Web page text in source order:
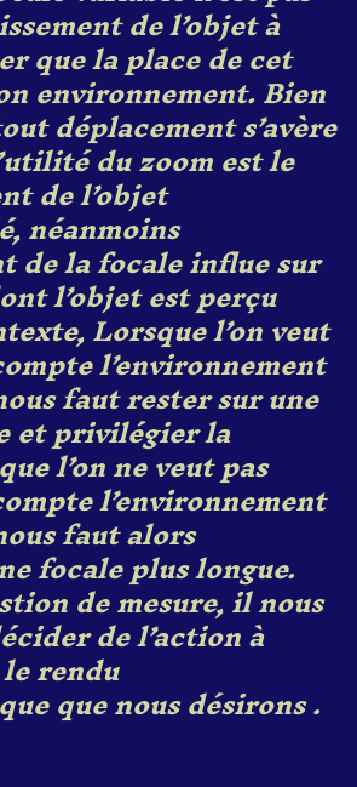
del’objet à
que la place de cet
environnement. Bien
tdéplacement s’avère
utilité du zoom estle
de l’objet
néanmoins
de la focale influe sur
l’objet est perçu
Lorsque l’on veut
l’environnement
fautrestersur une
etprivilégier la
l’onneveutpas
l’environnement
fautalors
focale plus longue.
de mesure, il nous
de l’action à
rendu
que nous désirons .